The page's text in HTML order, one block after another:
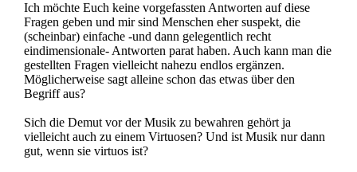
Ich möchte Euch keine vorgefassten Antworten auf diese
Fragen geben und mir sind Menschen eher suspekt, die
(scheinbar) einfache -und dann gelegentlich recht
eindimensionale- Antworten parat haben. Auch kann man die
gestellten Fragen vielleicht nahezu endlos ergänzen.
Möglicherweise sagt alleine schon das etwas über den
Begriff aus?
Sich die Demut vor der Musik zu bewahren gehört ja
vielleicht auch zu einem Virtuosen? Und ist Musik nur dann
gut, wenn sie virtuos ist?